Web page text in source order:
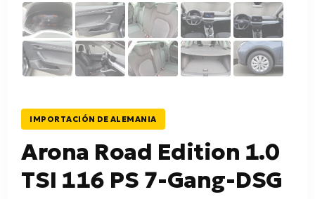
IMPORTACIÓN DE ALEMANIA
Arona Road Edition 1.0
TSI 116 PS 7-Gang-DSG